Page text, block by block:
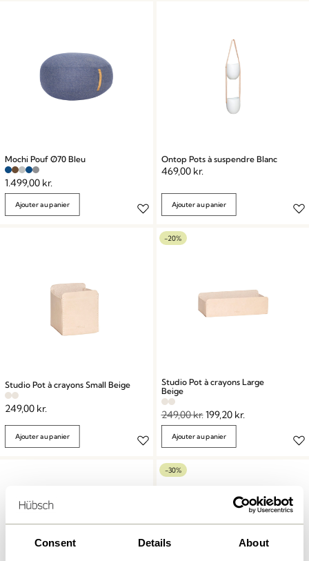
Consent Details About
Mochi Pouf Ø70 Bleu
1.499,00 kr.
Ajouter au panier
Ontop Pots à suspendre Blanc
469,00 kr.
Ajouter au panier
Studio Pot à crayons Small Beige
249,00 kr.
Ajouter au panier
-20%
Studio Pot à crayons Large
Beige
249,00kr.199,20 kr.
Ajouter au panier
-30%